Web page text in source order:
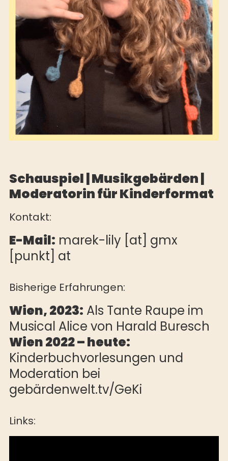
Schauspiel | Musikgebärden |
Moderatorin für Kinderformat
Kontakt:
E-Mail: marek-lily [at] gmx
[punkt] at
Bisherige Erfahrungen:
Wien, 2023: Als Tante Raupe im
Musical Alice von Harald Buresch
Wien 2022 – heute:
Kinderbuchvorlesungen und
Moderation bei
gebärdenwelt.tv/GeKi
Links: